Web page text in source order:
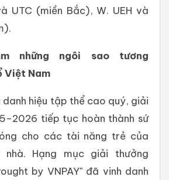
UTC (miền Bắc), W. UEH và
những ngôi sao
tương
Việt Nam
danh hiệu tập thể cao quý, giải
tiếp tục hoàn thành sứ
cho các tài năng trẻ của
Hạng mục giải thưởng
by VNPAY" đã vinh danh